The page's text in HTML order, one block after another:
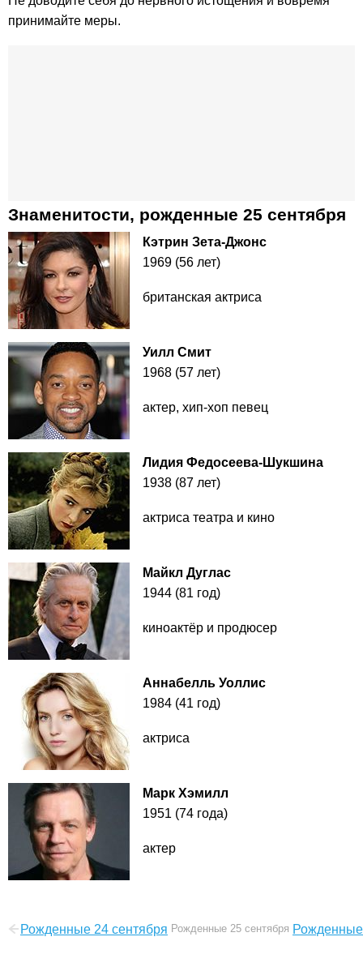
принимайте меры.
Знаменитости, рожденные 25 сентября
Кэтрин Зета-Джонс
1969 (56 лет)
британская актриса
Уилл Смит
1968 (57 лет)
актер, хип-хоп певец
Лидия Федосеева-Шукшина
1938 (87 лет)
актриса театра и кино
Майкл Дуглас
1944 (81 год)
киноактёр и продюсер
Аннабелль Уоллис
1984 (41 год)
актриса
Марк Хэмилл
1951 (74 года)
актер
Рожденные 24 сентября Рожденные 25 сентября